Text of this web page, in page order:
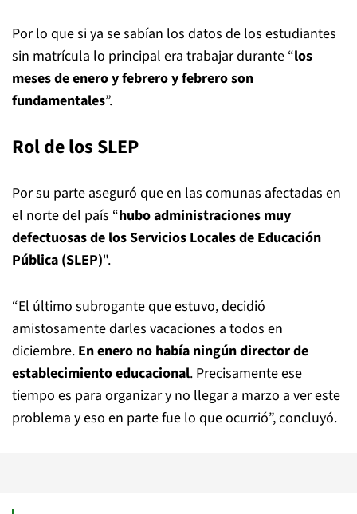
Por lo que si ya se sabían los datos de los estudiantes
sin matrícula lo principal era trabajar durante “los
meses de enero y febrero y febrero son
fundamentales”.
Rol de los SLEP
Por su parte aseguró que en las comunas afectadas en
el norte del país “hubo administraciones muy
defectuosas de los Servicios Locales de Educación
Pública (SLEP)".
“El último subrogante que estuvo, decidió
amistosamente darles vacaciones a todos en
diciembre. En enero no había ningún director de
establecimiento educacional. Precisamente ese
tiempo es para organizar y no llegar a marzo a ver este
problema y eso en parte fue lo que ocurrió”, concluyó.